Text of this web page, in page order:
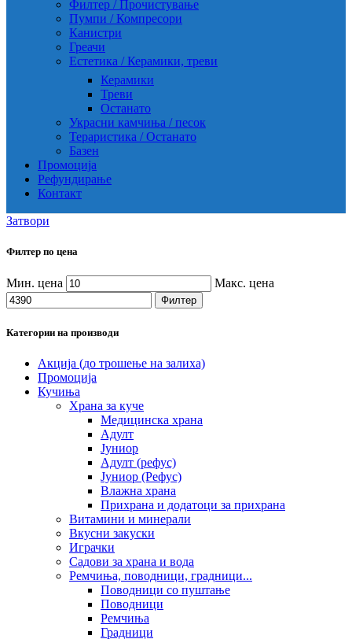
Филтер / Прочистување
Пумпи / Компресори
Канистри
Греачи
Естетика / Керамики, треви
Керамики
Треви
Останато
Украсни камчиња / песок
Тераристика / Останато
Базен
Промоција
Рефундирање
Контакт
Затвори
Филтер по цена
Мин. цена Макс. цена
Филтер
Категории на производи
Акција (до трошење на залиха)
Промоција
Кучиња
Храна за куче
Медицинска храна
Адулт
Јуниор
Адулт (рефус)
Јуниор (Рефус)
Влажна храна
Прихрана и додатоци за прихрана
Витамини и минерали
Вкусни закуски
Играчки
Садови за храна и вода
Ремчиња, поводници, градници...
Поводници со пуштање
Поводници
Ремчиња
Градници